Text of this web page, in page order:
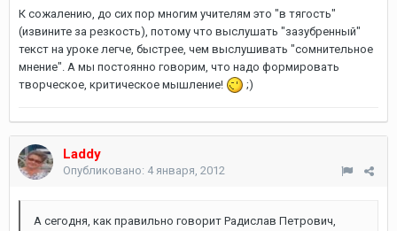
К сожалению, до сих пор многим учителям это "в тягость"
(извините за резкость), потому что выслушать "зазубренный"
текст на уроке легче, быстрее, чем выслушивать "сомнительное
мнение". А мы постоянно говорим, что надо формировать
творческое, критическое мышление!
;)
Laddy
Опубликовано: 4 января, 2012
А сегодня, как правильно говорит Радислав Петрович,